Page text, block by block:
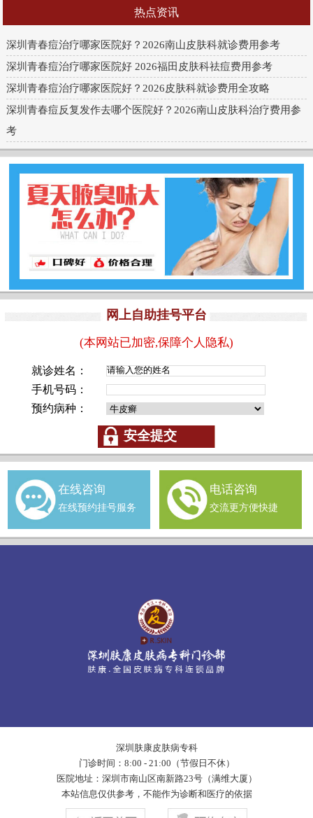
热点资讯
深圳青春痘治疗哪家医院好？2026南山皮肤科就诊费用参考
深圳青春痘治疗哪家医院好 2026福田皮肤科祛痘费用参考
深圳青春痘治疗哪家医院好？2026皮肤科就诊费用全攻略
深圳青春痘反复发作去哪个医院好？2026南山皮肤科治疗费用参
考
网上自助挂号平台
(本网站已加密,保障个人隐私)
就诊姓名：
手机号码：
预约病种：
在线咨询
在线预约挂号服务
电话咨询
交流更方便快捷
深圳肤康皮肤病专科
门诊时间：8:00 - 21:00（节假日不休）
医院地址：深圳市南山区南新路23号（满维大厦）
本站信息仅供参考，不能作为诊断和医疗的依据